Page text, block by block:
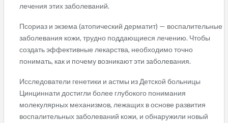
лечения этих заболеваний.
Псориаз и экзема (атопический дерматит) — воспалительные
заболевания кожи, трудно поддающиеся лечению. Чтобы
создать эффективные лекарства, необходимо точно
понимать, как и почему возникают эти заболевания.
Исследователи генетики и астмы из Детской больницы
Цинциннати достигли более глубокого понимания
молекулярных механизмов, лежащих в основе развития
воспалительных заболеваний кожи, и обнаружили новый